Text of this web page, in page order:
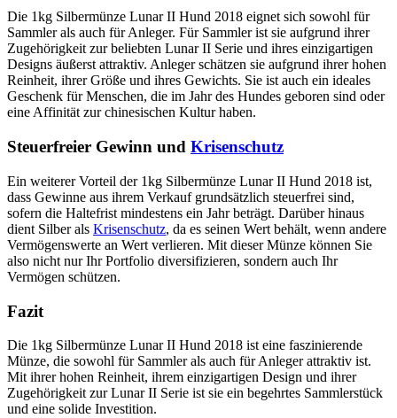
Die 1kg Silbermünze Lunar II Hund 2018 eignet sich sowohl für
Sammler als auch für Anleger. Für Sammler ist sie aufgrund ihrer
Zugehörigkeit zur beliebten Lunar II Serie und ihres einzigartigen
Designs äußerst attraktiv. Anleger schätzen sie aufgrund ihrer hohen
Reinheit, ihrer Größe und ihres Gewichts. Sie ist auch ein ideales
Geschenk für Menschen, die im Jahr des Hundes geboren sind oder
eine Affinität zur chinesischen Kultur haben.
Steuerfreier Gewinn und Krisenschutz
Ein weiterer Vorteil der 1kg Silbermünze Lunar II Hund 2018 ist,
dass Gewinne aus ihrem Verkauf grundsätzlich steuerfrei sind,
sofern die Haltefrist mindestens ein Jahr beträgt. Darüber hinaus
dient Silber als Krisenschutz, da es seinen Wert behält, wenn andere
Vermögenswerte an Wert verlieren. Mit dieser Münze können Sie
also nicht nur Ihr Portfolio diversifizieren, sondern auch Ihr
Vermögen schützen.
Fazit
Die 1kg Silbermünze Lunar II Hund 2018 ist eine faszinierende
Münze, die sowohl für Sammler als auch für Anleger attraktiv ist.
Mit ihrer hohen Reinheit, ihrem einzigartigen Design und ihrer
Zugehörigkeit zur Lunar II Serie ist sie ein begehrtes Sammlerstück
und eine solide Investition.